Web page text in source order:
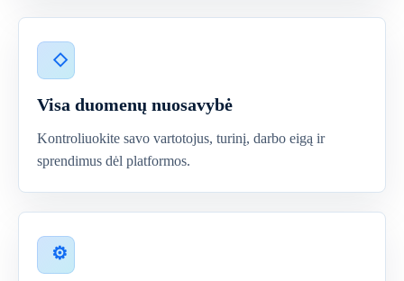
Visa duomenų nuosavybė
Kontroliuokite savo vartotojus, turinį, darbo eigą ir
sprendimus dėl platformos.